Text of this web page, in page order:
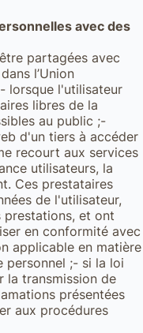
avec des
partagées avec
l’Union
lorsque l'utilisateur
libres de la
au public ;-
d'un tiers à accéder
recourt aux services
utilisateurs, la
Ces prestataires
de l'utilisateur,
prestations, et ont
en conformité avec
applicable en matière
personnel ;- si la loi
la transmission de
présentées
aux procédures